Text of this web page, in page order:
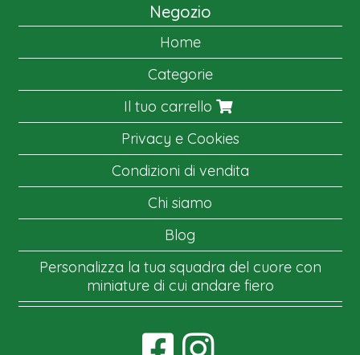
Negozio
Home
Categorie
Il tuo carrello
Privacy e Cookies
Condizioni di vendita
Chi siamo
Blog
Personalizza la tua squadra del cuore con
miniature di cui andare fiero